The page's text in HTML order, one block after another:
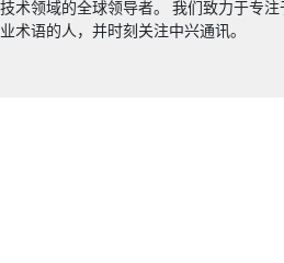
术领域的全球领导者。 我们致力于专
术语的人，并时刻关注中兴通讯。